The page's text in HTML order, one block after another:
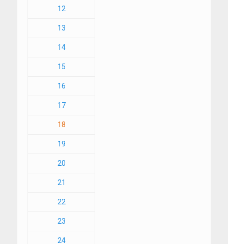
12
13
14
15
16
17
18
19
20
21
22
23
24